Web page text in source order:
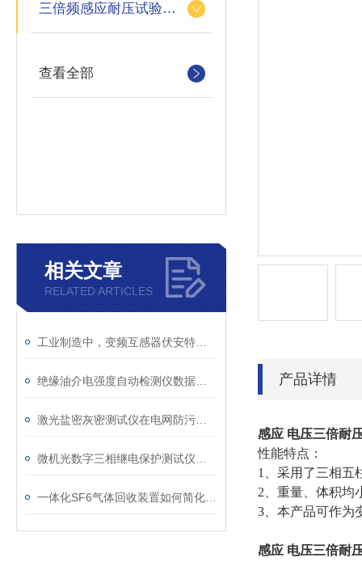
三倍频感应耐压试验装置
查看全部
相关文章
RELATED ARTICLES
产品详情
感应 电压三倍耐
性能特点：
1、采用了三相五
2、重量、体积均
3、本产品可作为
感应 电压三倍耐